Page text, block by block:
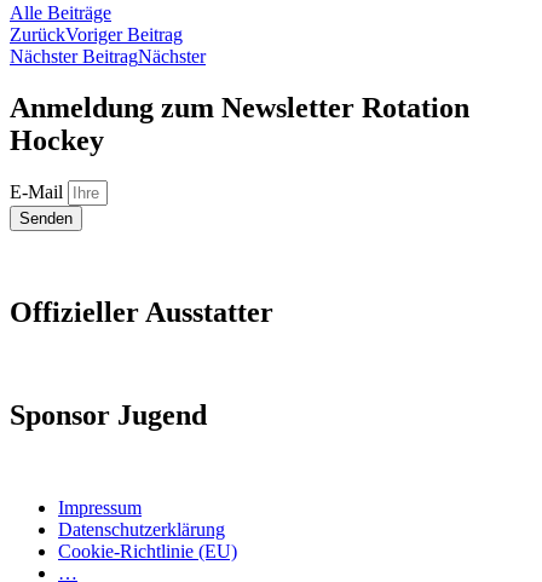
Alle Beiträge
ZurückVoriger Beitrag
Nächster BeitragNächster
Anmeldung zum Newsletter Rotation
Hockey
E-Mail
Senden
Offizieller Ausstatter
Sponsor Jugend
Impressum
Datenschutzerklärung
Cookie-Richtlinie (EU)
…